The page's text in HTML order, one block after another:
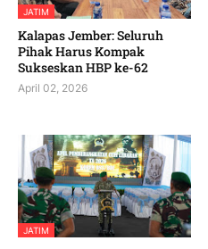
JATIM
Kalapas Jember: Seluruh
Pihak Harus Kompak
Sukseskan HBP ke-62
April 02, 2026
JATIM